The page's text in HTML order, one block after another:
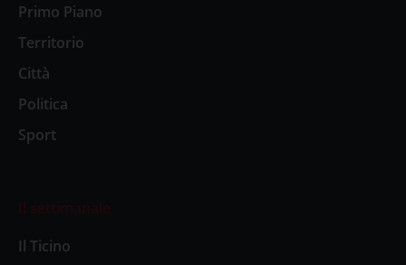
Primo Piano
Territorio
Città
Politica
Sport
Il settimanale
Il Ticino